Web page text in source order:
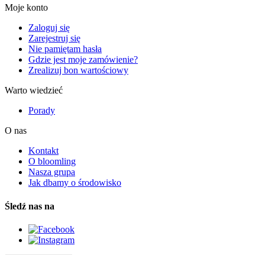
Moje konto
Zaloguj się
Zarejestruj się
Nie pamiętam hasła
Gdzie jest moje zamówienie?
Zrealizuj bon wartościowy
Warto wiedzieć
Porady
O nas
Kontakt
O bloomling
Nasza grupa
Jak dbamy o środowisko
Śledź nas na